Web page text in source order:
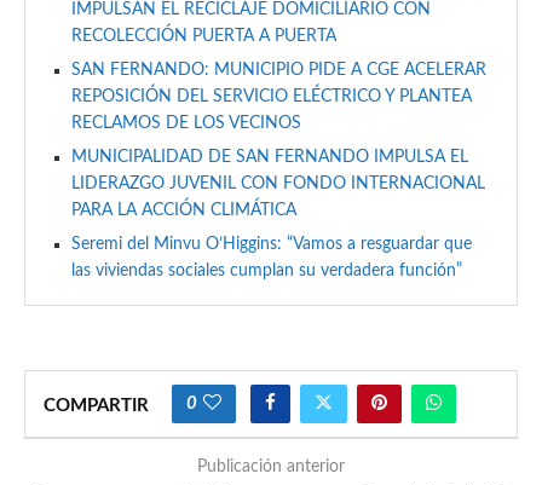
IMPULSAN EL RECICLAJE DOMICILIARIO CON
RECOLECCIÓN PUERTA A PUERTA
SAN FERNANDO: MUNICIPIO PIDE A CGE ACELERAR
REPOSICIÓN DEL SERVICIO ELÉCTRICO Y PLANTEA
RECLAMOS DE LOS VECINOS
MUNICIPALIDAD DE SAN FERNANDO IMPULSA EL
LIDERAZGO JUVENIL CON FONDO INTERNACIONAL
PARA LA ACCIÓN CLIMÁTICA
Seremi del Minvu O’Higgins: “Vamos a resguardar que
las viviendas sociales cumplan su verdadera función”
COMPARTIR 0
Publicación anterior